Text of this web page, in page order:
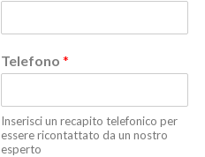
Telefono *
Inserisci un recapito telefonico per
essere ricontattato da un nostro
esperto